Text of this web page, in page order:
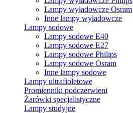
Lampy wyładowcze Osram
Inne lampy wyładowcze
Lampy sodowe
Lampy sodowe E40
Lampy sodowe E27
Lampy sodowe Philips
Lampy sodowe Osram
Inne lampy sodowe
Lampy ultrafioletowe
Promienniki podczerwieni
Żarówki specjalistyczne
Lampy studyjne